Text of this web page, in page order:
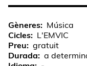
Gèneres
Música
Cicles
L'EMVIC
Preu
gratuit
Durada
a